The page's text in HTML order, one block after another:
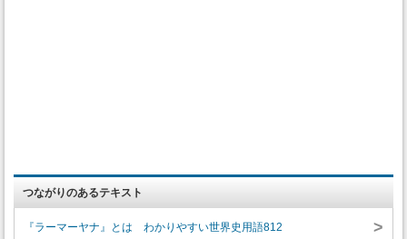
つながりのあるテキスト
『ラーマーヤナ』とは わかりやすい世界史用語812 >